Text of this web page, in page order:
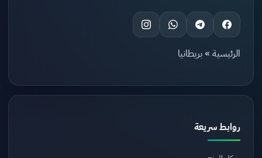
الرئيسية » بريطانيا
روابط سريعة